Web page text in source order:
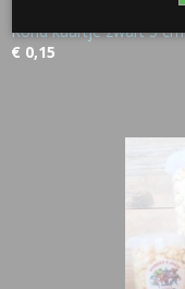
Rond kaartje zwart 5 cm
€ 0,15